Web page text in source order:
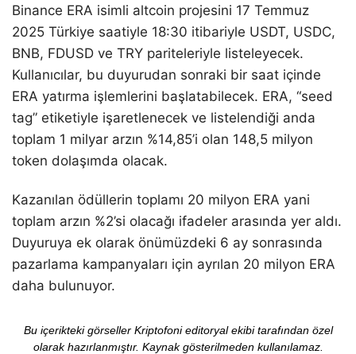
Binance ERA isimli altcoin projesini 17 Temmuz
2025 Türkiye saatiyle 18:30 itibariyle USDT, USDC,
BNB, FDUSD ve TRY pariteleriyle listeleyecek.
Kullanıcılar, bu duyurudan sonraki bir saat içinde
ERA yatırma işlemlerini başlatabilecek. ERA, “seed
tag” etiketiyle işaretlenecek ve listelendiği anda
toplam 1 milyar arzın %14,85’i olan 148,5 milyon
token dolaşımda olacak.
Kazanılan ödüllerin toplamı 20 milyon ERA yani
toplam arzın %2’si olacağı ifadeler arasında yer aldı.
Duyuruya ek olarak önümüzdeki 6 ay sonrasında
pazarlama kampanyaları için ayrılan 20 milyon ERA
daha bulunuyor.
Bu içerikteki görseller Kriptofoni editoryal ekibi tarafından özel
olarak hazırlanmıştır. Kaynak gösterilmeden kullanılamaz.